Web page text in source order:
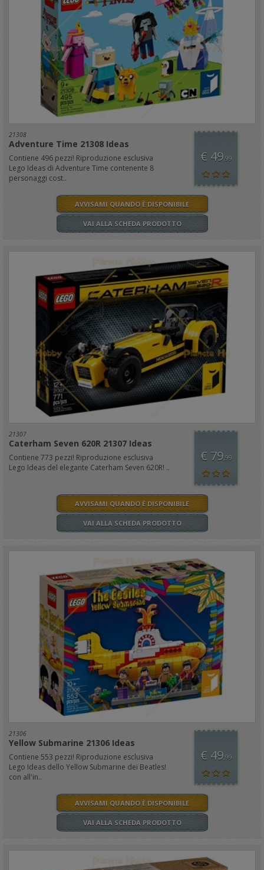
21308
Adventure Time 21308 Ideas
Contiene 496 pezzi! Riproduzione esclusiva
Lego Ideas di Adventure Time contenente 8
personaggi cost..
€ 49,99
AVVISAMI QUANDO È DISPONIBILE
VAI ALLA SCHEDA PRODOTTO
21307
Caterham Seven 620R 21307 Ideas
Contiene 773 pezzi! Riproduzione esclusiva
Lego Ideas del elegante Caterham Seven 620R! ..
€ 79,99
AVVISAMI QUANDO È DISPONIBILE
VAI ALLA SCHEDA PRODOTTO
21306
Yellow Submarine 21306 Ideas
Contiene 553 pezzi! Riproduzione esclusiva
Lego Ideas dello Yellow Submarine dei Beatles!
con all'in..
€ 49,99
AVVISAMI QUANDO È DISPONIBILE
VAI ALLA SCHEDA PRODOTTO